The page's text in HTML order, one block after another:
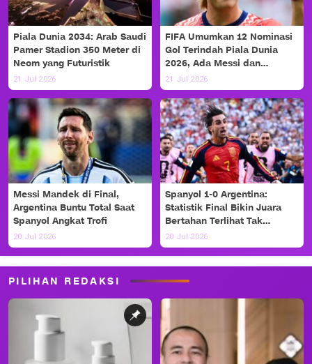
Piala Dunia 2034: Arab Saudi
Pamer Stadion 350 Meter di
Neom yang Futuristik
21 Jul 2026
FIFA Umumkan 12 Nominasi
Gol Terindah Piala Dunia
2026, Ada Messi dan
Haaland!
21 Jul 2026
Messi Mandek di Final,
Argentina Buntu Total Saat
Spanyol Angkat Trofi
20 Jul 2026
Spanyol 1-0 Argentina:
Statistik Final Bikin Juara
Bertahan Terlihat Tak
Berdaya
20 Jul 2026
PILIHAN REDAKSI